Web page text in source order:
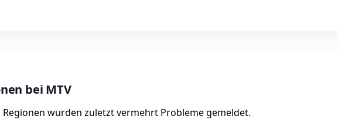
bei MTV
wurden zuletzt vermehrt Probleme gemeldet.